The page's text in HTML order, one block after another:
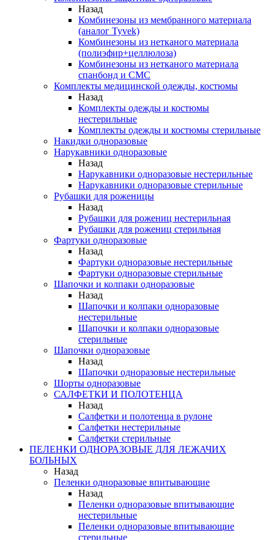
Назад
Комбинезоны из мембранного материала
(аналог Tyvek)
Комбинезоны из нетканого материала
(полиэфир+целлюлоза)
Комбинезоны из нетканого материала
спанбонд и СМС
Комплекты медицинской одежды, костюмы
Назад
Комплекты одежды и костюмы
нестерильные
Комплекты одежды и костюмы стерильные
Накидки одноразовые
Нарукавники одноразовые
Назад
Нарукавники одноразовые нестерильные
Нарукавники одноразовые стерильные
Рубашки для роженицы
Назад
Рубашки для рожениц нестерильная
Рубашки для рожениц стерильная
Фартуки одноразовые
Назад
Фартуки одноразовые нестерильные
Фартуки одноразовые стерильные
Шапочки и колпаки одноразовые
Назад
Шапочки и колпаки одноразовые
нестерильные
Шапочки и колпаки одноразовые
стерильные
Шапочки одноразовые
Назад
Шапочки одноразовые нестерильные
Шорты одноразовые
САЛФЕТКИ И ПОЛОТЕНЦА
Назад
Салфетки и полотенца в рулоне
Салфетки нестерильные
Салфетки стерильные
ПЕЛЕНКИ ОДНОРАЗОВЫЕ ДЛЯ ЛЕЖАЧИХ
БОЛЬНЫХ
Назад
Пеленки одноразовые впитывающие
Назад
Пеленки одноразовые впитывающие
нестерильные
Пеленки одноразовые впитывающие
стерильные